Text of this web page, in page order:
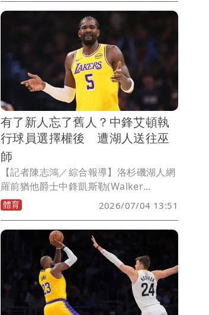
用愛守護桃園，下午造訪大溪老街，深度
體驗桃園在地文化魅力。
有了新人忘了舊人？中鋒艾頓執
行球員選擇權後 遭湖人送往巫
師
【記者陳志鴻／綜合報導】洛杉磯湖人網
羅前猶他爵士中鋒凱斯勒(Walker
Kessler)後，決定將剛執行下季球員選擇
權(810 萬美元)的中鋒艾頓(Deandre
Ayton)送往華盛頓巫師，換來後衛哈迪
(Jaden Hardy)與2個第2輪選秀權(2031
年與2032年)。
體育 2026/07/04 13:51